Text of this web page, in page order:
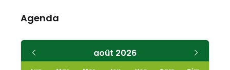
Agenda
août 2026
précédent